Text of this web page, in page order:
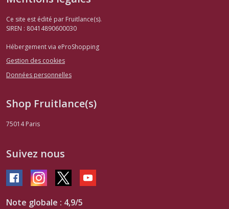
Ce site est édité par Fruitlance(s).
SIREN : 80414890600030
Hébergement via eProShopping
Gestion des cookies
Données personnelles
Shop Fruitlance(s)
75014 Paris
Suivez nous
Note globale : 4,9/5